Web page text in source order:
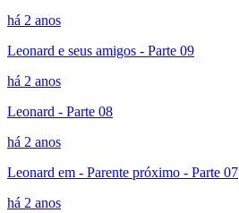
há 2 anos
Leonard e seus amigos - Parte 09
há 2 anos
Leonard - Parte 08
há 2 anos
Leonard em - Parente próximo - Parte 07
há 2 anos